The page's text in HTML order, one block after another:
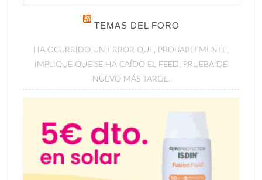
TEMAS DEL FORO
HA OCURRIDO UN ERROR QUE, PROBABLEMENTE,
IMPLIQUE QUE SE HA CAÍDO EL FEED. PRUEBA DE
NUEVO MÁS TARDE.